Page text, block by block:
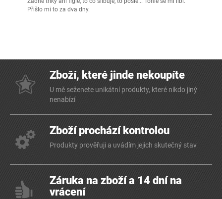
Přišlo mi to za dva dny.
Zboží, které jinde nekoupíte
U mě seženete unikátní produkty, které nikdo jiný
nenabízí
Zboží prochází kontrolou
Produkty prověřuji a uvádím jejich skutečný stav
Záruka na zboží a 14 dní na
vrácení